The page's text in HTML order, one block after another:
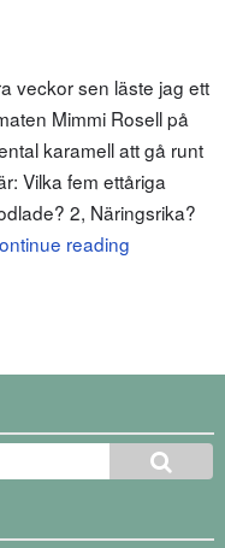
veckor sen läste jag ett
Mimmi Rosell på
karamell att gå runt
Vilka fem ettåriga
2, Näringsrika?
reading